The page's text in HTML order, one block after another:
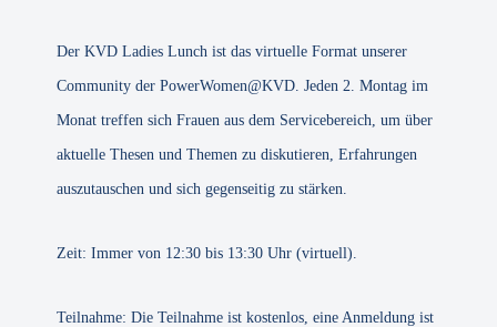
Der KVD Ladies Lunch ist das virtuelle Format unserer
Community der PowerWomen@KVD. Jeden 2. Montag im
Monat treffen sich Frauen aus dem Servicebereich, um über
aktuelle Thesen und Themen zu diskutieren, Erfahrungen
auszutauschen und sich gegenseitig zu stärken.
Zeit: Immer von 12:30 bis 13:30 Uhr (virtuell).
Teilnahme: Die Teilnahme ist kostenlos, eine Anmeldung ist